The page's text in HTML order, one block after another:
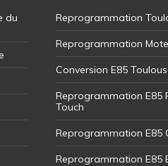
du
Reprogrammation
Reprogrammation
Conversion E85
Reprogrammation E85
Touch
Reprogrammation E85
Reprogrammation E85